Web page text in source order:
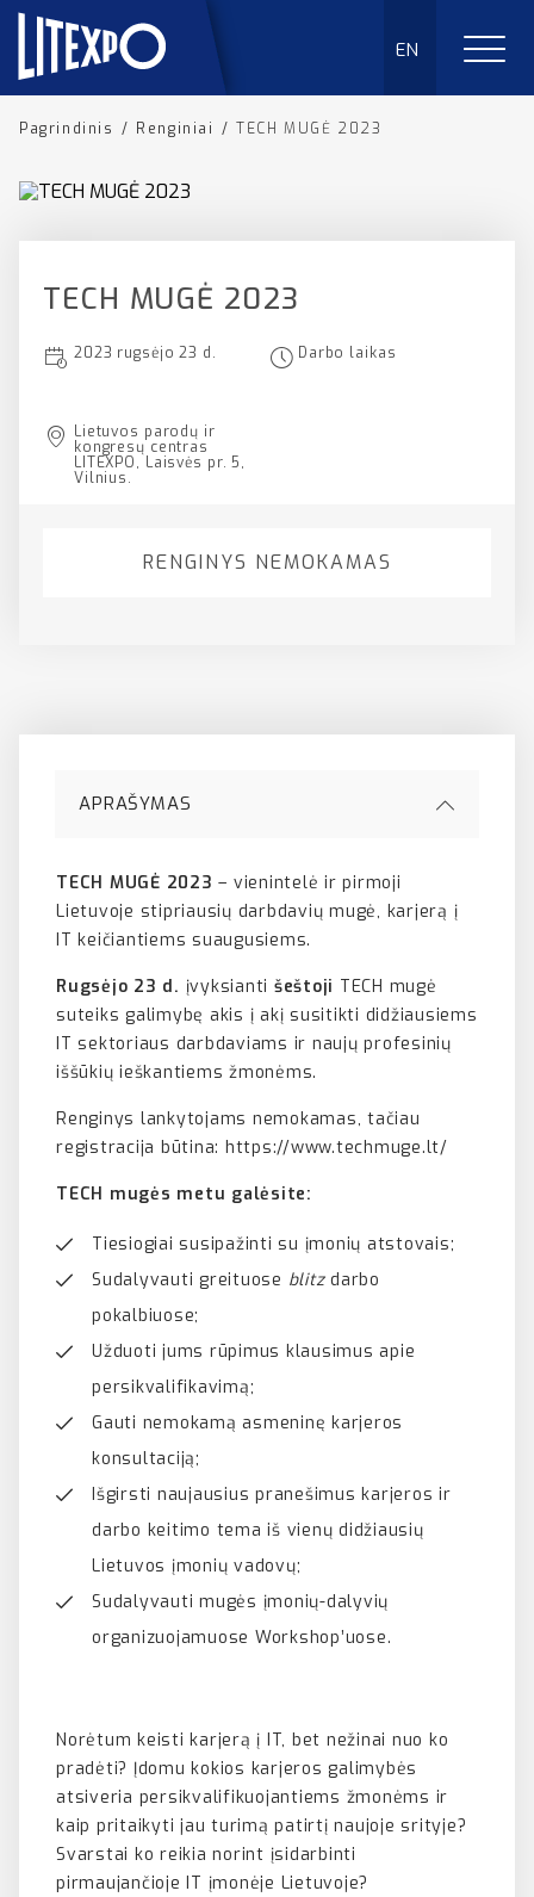
EN
Pagrindinis / Renginiai / TECH MUGĖ 2023
TECH MUGĖ 2023
2023 rugsėjo 23 d. Darbo laikas
Lietuvos parodų ir
kongresų centras
LITEXPO, Laisvės pr. 5,
Vilnius.
RENGINYS NEMOKAMAS
APRAŠYMAS
TECH MUGĖ 2023 – vienintelė ir pirmoji
Lietuvoje stipriausių darbdavių mugė, karjerą į
IT keičiantiems suaugusiems.
Rugsėjo 23 d. įvyksianti šeštoji TECH mugė
suteiks galimybę akis į akį susitikti didžiausiems
IT sektoriaus darbdaviams ir naujų profesinių
iššūkių ieškantiems žmonėms.
Renginys lankytojams nemokamas, tačiau
registracija būtina: https://www.techmuge.lt/
TECH mugės metu galėsite:
Tiesiogiai susipažinti su įmonių atstovais;
Sudalyvauti greituose blitzdarbo
pokalbiuose;
Užduoti jums rūpimus klausimus apie
persikvalifikavimą;
Gauti nemokamą asmeninę karjeros
konsultaciją;
Išgirsti naujausius pranešimus karjeros ir
darbo keitimo tema iš vienų didžiausių
Lietuvos įmonių vadovų;
Sudalyvauti mugės įmonių-dalyvių
organizuojamuose Workshop’uose.
Norėtum keisti karjerą į IT, bet nežinai nuo ko
pradėti? Įdomu kokios karjeros galimybės
atsiveria persikvalifikuojantiems žmonėms ir
kaip pritaikyti jau turimą patirtį naujoje srityje?
Svarstai ko reikia norint įsidarbinti
pirmaujančioje IT įmonėje Lietuvoje?